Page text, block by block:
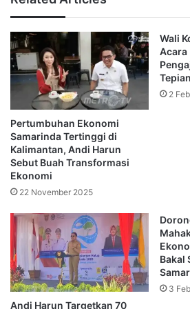
estetika Kota Samarinda. Namun
Rumah Potong Unggas (RPU).
“Nanti kami bagi perzona, seperti
Samarinda Seberang, Loa Janan Ilir
di pusatkan di Harapan Baru,”
Ia mengakui dalam sehari setidaknya
yang dibutuhkan untuk konsumsi
“Kalau sudah ada rumah potong ada
lebih mudah tak bisa lagi memotong
pungkasnya.
(Advertorial)
Pertumbuhan Ekonomi
Samarinda Tertinggi di
Kalimantan, Andi Harun
Sebut Buah Transformasi
Ekonomi
22 November 2025
Wali
Acara
Tepian
2
Andi Harun Targetkan 70
Bakal
3